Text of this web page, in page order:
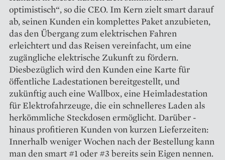
optimistisch“, so die CEO. Im Kern zielt smart darauf
ab, seinen Kunden ein komplettes Paket anzubieten,
das den Übergang zum elektrischen Fahren
erleichtert und das Reisen vereinfacht, um eine
zugängliche elektrische Zukunft zu fördern.
Diesbezüglich wird den Kunden eine Karte für
öffentliche Ladestationen bereitgestellt, und
zukünftig auch eine Wallbox, eine Heimladestation
für Elektrofahrzeuge, die ein schnelleres Laden als
herkömmliche Steckdosen ermöglicht. Darüber ­
hinaus profitieren Kunden von kurzen Lieferzeiten:
Innerhalb weniger Wochen nach der Bestellung kann
man den smart #1 oder #3 bereits sein Eigen nennen.